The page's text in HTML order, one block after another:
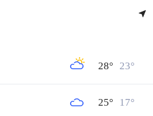
28° 23°
25° 17°